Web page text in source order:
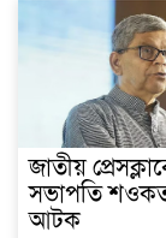
জাতীয়
সভাপতি
আটক